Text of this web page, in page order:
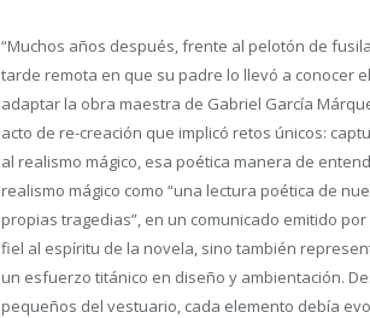
“Muchos años después, frente al pelotón de
tarde remota en que su padre lo llevó a conocer
adaptar la obra maestra de Gabriel García
acto de re-creación que implicó retos únicos:
al realismo mágico, esa poética manera de
realismo mágico como “una lectura poética de
propias tragedias”, en un comunicado emitido
fiel al espíritu de la novela, sino también
un esfuerzo titánico en diseño y ambientación.
pequeños del vestuario, cada elemento debía